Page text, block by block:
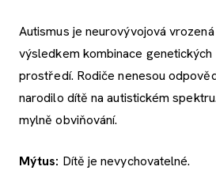
Autismus je neurovývojová
výsledkem kombinace
prostředí. Rodiče nenesou
narodilo dítě na autistickém
mylně obviňování.
Mýtus: Dítě je nevychovatelné.